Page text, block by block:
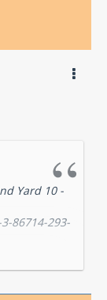
Yard 10 -
86714-293-